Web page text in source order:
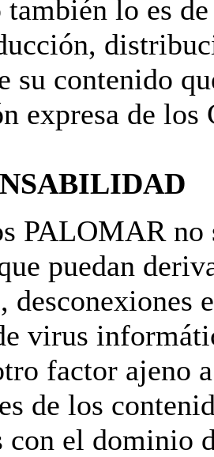
lo es
su contenido
expresa de
PALOMAR no
puedan
desconexiones
virus
factor ajeno
de los
con el dominio